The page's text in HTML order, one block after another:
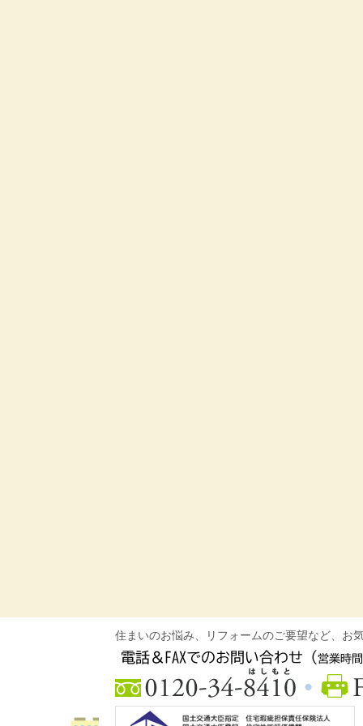
住まいのお悩み、リフォームのご要望など、お